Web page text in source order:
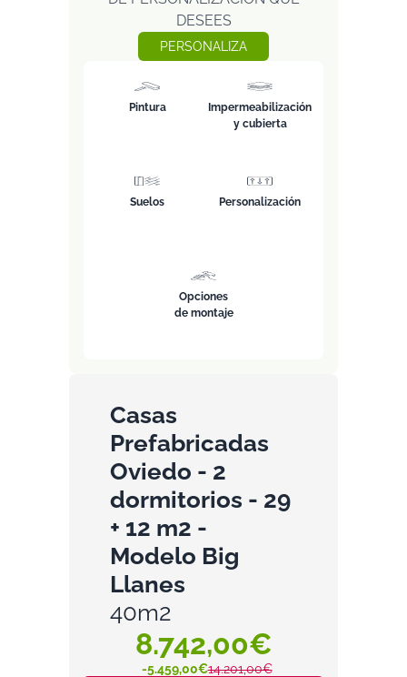
DESEES
PERSONALIZA
Pintura
Impermeabilización
y cubierta
Suelos Personalización
Opciones
de montaje
Casas
Prefabricadas
Oviedo - 2
dormitorios - 29
+ 12 m2 -
Modelo Big
Llanes
40m2
8.742,00€
-5.459,00€14.201,00€